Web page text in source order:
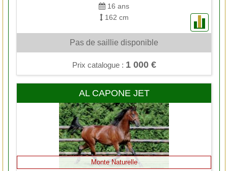
16 ans
162 cm
Pas de saillie disponible
Prix catalogue : 1 000 €
AL CAPONE JET
Monte Naturelle